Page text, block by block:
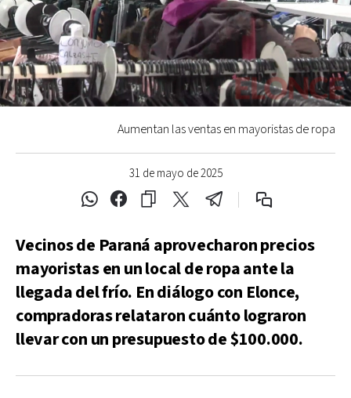
31 de mayo de 2025
Aumentan las ventas en mayoristas de ropa
Vecinos de Paraná aprovecharon precios
mayoristas en un local de ropa ante la
llegada del frío. En diálogo con Elonce,
compradoras relataron cuánto lograron
llevar con un presupuesto de $100.000.